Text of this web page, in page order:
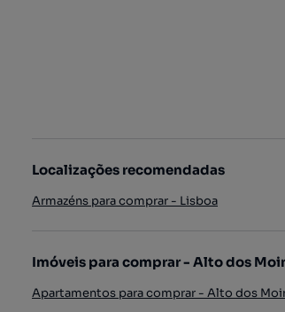
Localizações recomendadas
Armazéns para comprar - Lisboa
Imóveis para comprar - Alto dos
Apartamentos para comprar - Alto dos